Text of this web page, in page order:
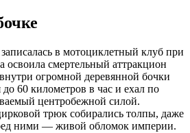
в мотоциклетный клуб при
освоила смертельный аттракцион
огромной деревянной бочки
60 километров в час и ехал по
центробежной силой.
трюк собирались толпы, даже
ними — живой обломок империи.